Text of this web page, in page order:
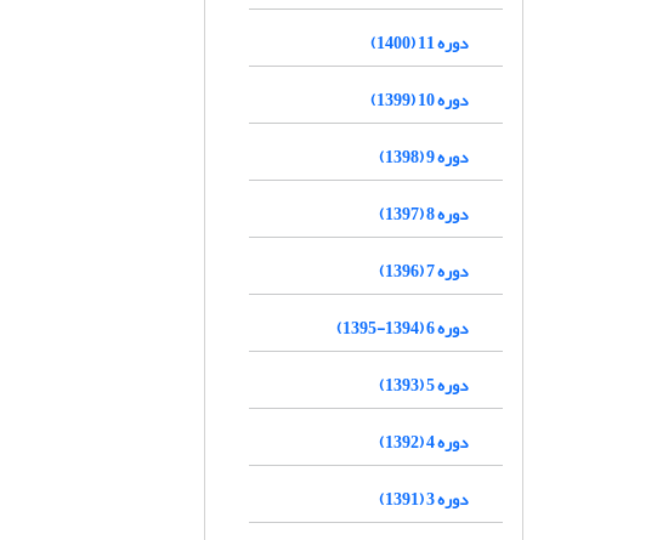
دوره 11 (1400)
دوره 10 (1399)
دوره 9 (1398)
دوره 8 (1397)
دوره 7 (1396)
دوره 6 (1394-1395)
دوره 5 (1393)
دوره 4 (1392)
دوره 3 (1391)